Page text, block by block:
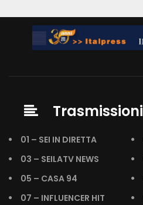
Trasmissioni
01 – SEI IN DIRETTA
03 – SEILATV NEWS
05 – CASA 94
07 – INFLUENCER HIT